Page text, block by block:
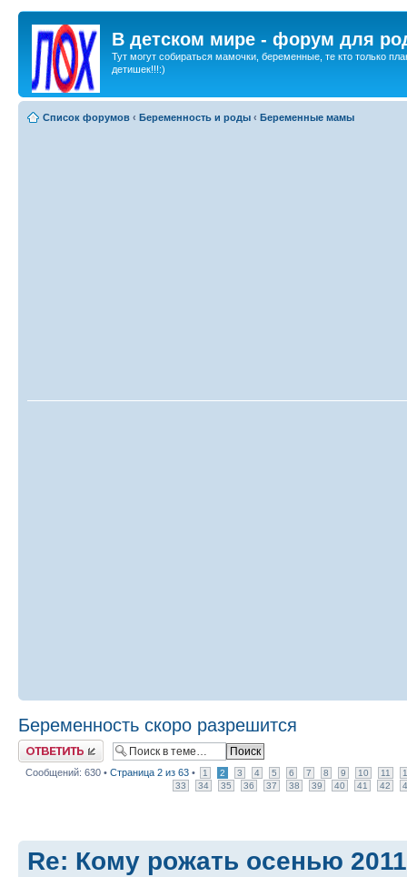
В детском мире - форум для
Тут могут собираться мамочки, беременные, те кто только
детишек!!!:)
Список форумов ‹ Беременность и роды ‹ Беременные мамы
Беременность скоро разрешится
Ответить
Сообщений: 630 • Страница 2 из 63 • 1 2 3 4 5 6 7 8 9 10 11
33
34 35 36 37 38 39 40 41 42
Re: Кому рожать осенью